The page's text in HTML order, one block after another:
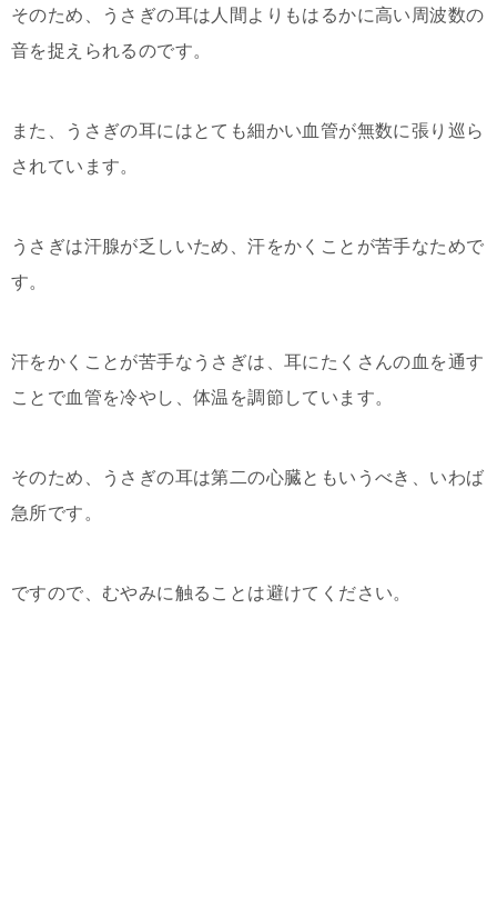
そのため、うさぎの耳は人間よりもはるかに高い周波数の
音を捉えられるのです。
また、うさぎの耳にはとても細かい血管が無数に張り巡ら
されています。
うさぎは汗腺が乏しいため、汗をかくことが苦手なためで
す。
汗をかくことが苦手なうさぎは、耳にたくさんの血を通す
ことで血管を冷やし、体温を調節しています。
そのため、うさぎの耳は第二の心臓ともいうべき、いわば
急所です。
ですので、むやみに触ることは避けてください。